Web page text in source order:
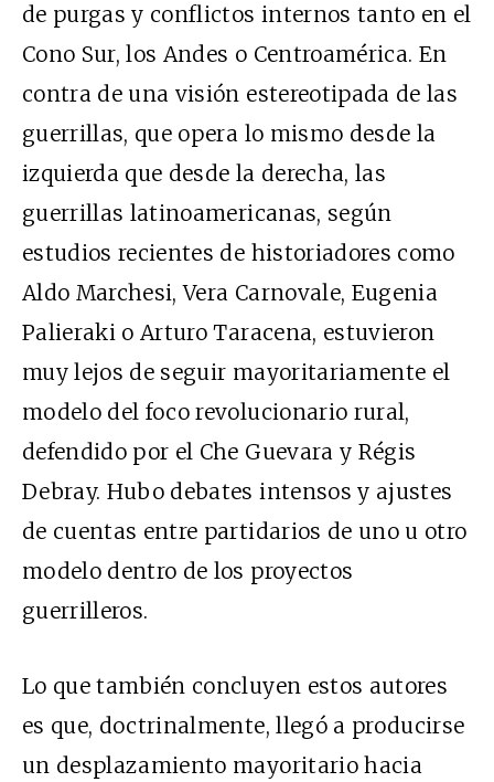
de purgas y conflictos internos tanto en el
Cono Sur, los Andes o Centroamérica. En
contra de una visión estereotipada de las
guerrillas, que opera lo mismo desde la
izquierda que desde la derecha, las
guerrillas latinoamericanas, según
estudios recientes de historiadores como
Aldo Marchesi, Vera Carnovale, Eugenia
Palieraki o Arturo Taracena, estuvieron
muy lejos de seguir mayoritariamente el
modelo del foco revolucionario rural,
defendido por el Che Guevara y Régis
Debray. Hubo debates intensos y ajustes
de cuentas entre partidarios de uno u otro
modelo dentro de los proyectos
guerrilleros.
Lo que también concluyen estos autores
es que, doctrinalmente, llegó a producirse
un desplazamiento mayoritario hacia